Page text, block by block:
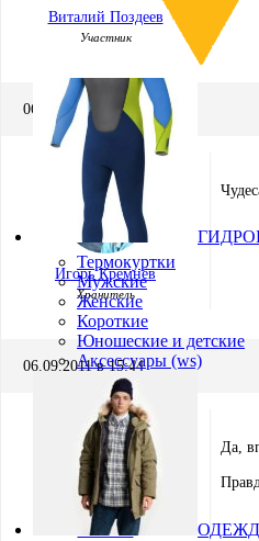
Термокуртки
Мужские
Женские
Короткие
Юношеские и детские
Аксессуары (ws)
Виталий Поздеев
Участник
06.09.2011 в 12:03
Игорь Кремнёв
Хранитель
06.09.2011 в 15:44
mr.bukin
Да,